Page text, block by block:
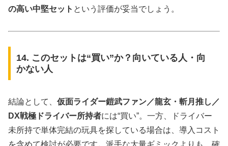
の高い中堅セット という評価が妥当でしょう。
14. このセットは“買い”か？向いている人・向
かない人
結論として、 仮面ライダー鎧武ファン／龍玄・斬月推し／
DX戦極ドライバー所持者には“買い”。一方、ドライバー
未所持で単体完結の玩具を探している場合は、導入コスト
を含めて検討が必要です。派手な大量ギミックよりも、確